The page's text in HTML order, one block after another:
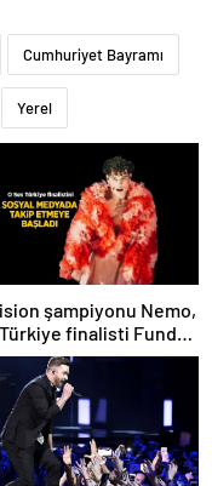
Cumhuriyet Bayramı
Yerel
şampiyonu Nemo,
Türkiye finalisti Funda
Instagram’da takibe